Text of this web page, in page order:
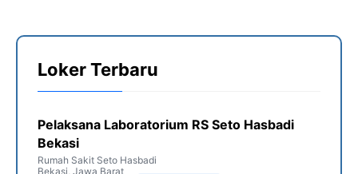
Loker Terbaru
Pelaksana Laboratorium RS Seto Hasbadi
Bekasi
Rumah Sakit Seto Hasbadi
Bekasi, Jawa Barat